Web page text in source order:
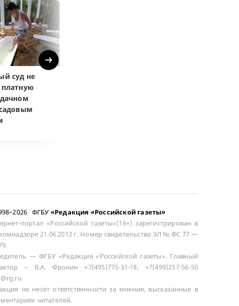
суд не
Next
ФГБУ «Редакция «Российской газеты»
портал «Российской газеты»(16+) зарегистрирован в
21.06.2012 г. Номер свидетельства ЭЛ № ФС 77 —
— ФГБУ «Редакция «Российской газеты». Главный
– В.А. Фронин +7(495)775-31-18, +7(499)257-56-50
не несет ответственности за мнения, высказанные в
читателей.